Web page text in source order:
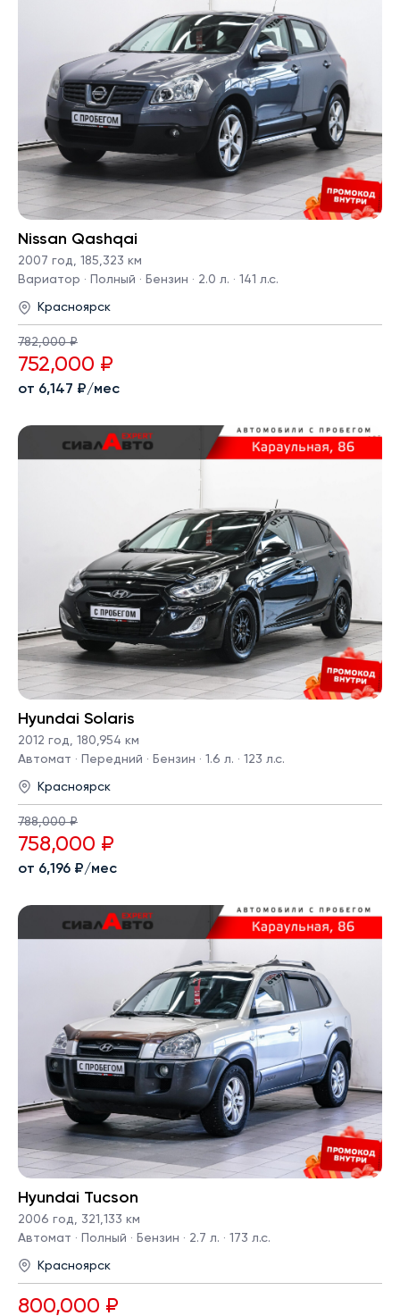
Nissan Qashqai
2007 год, 185,323 км
Вариатор · Полный · Бензин · 2.0 л. · 141 л.с.
Красноярск
782,000 ₽
752,000 ₽
от 6,147 ₽/мес
Hyundai Solaris
2012 год
180,954 км
Автомат · Передний · Бензин · 1.6 л. · 123 л.с.
Красноярск
788,000 ₽
758,000 ₽
от 6,196 ₽/мес
Hyundai Tucson
2006 год, 321,133 км
Автомат · Полный · Бензин · 2.7 л. · 173 л.с.
Красноярск
800,000 ₽